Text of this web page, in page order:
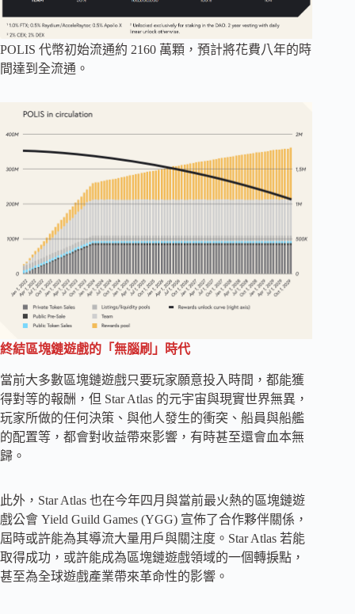
POLIS 代幣初始流通約 2160 萬顆，預計將花費八年的時
間達到全流通。
終結區塊鏈遊戲的「無腦刷」時代
當前大多數區塊鏈遊戲只要玩家願意投入時間，都能獲
得對等的報酬，但 Star Atlas 的元宇宙與現實世界無異，
玩家所做的任何決策、與他人發生的衝突、船員與船艦
的配置等，都會對收益帶來影響，有時甚至還會血本無
歸。
此外，Star Atlas 也在今年四月與當前最火熱的區塊鏈遊
戲公會 Yield Guild Games (YGG) 宣佈了合作夥伴關係，
屆時或許能為其導流大量用戶與關注度。Star Atlas 若能
取得成功，或許能成為區塊鏈遊戲領域的一個轉捩點，
甚至為全球遊戲產業帶來革命性的影響。